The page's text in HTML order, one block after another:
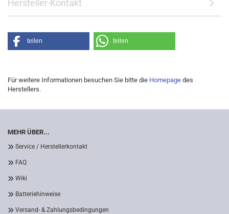
Hersteller-Kontakt
teilen teilen
Für weitere Informationen besuchen Sie bitte die Homepage des
Herstellers.
MEHR ÜBER...
Service / Herstellerkontakt
FAQ
Wiki
Batteriehinweise
Versand- & Zahlungsbedingungen